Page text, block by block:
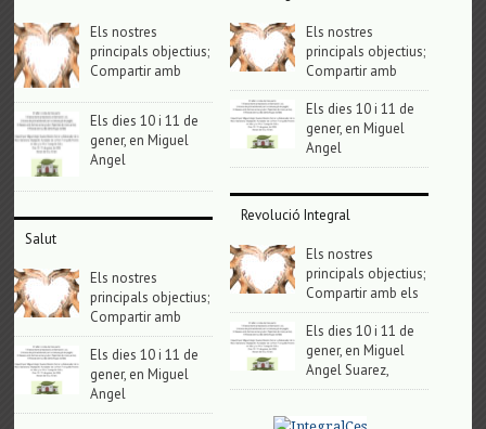
Els nostres
principals objectius;
Compartir amb
Els dies 10 i 11 de
gener, en Miguel
Angel
Salut
Els nostres
principals objectius;
Compartir amb
Els dies 10 i 11 de
gener, en Miguel
Angel
Els nostres
principals objectius;
Compartir amb
Els dies 10 i 11 de
gener, en Miguel
Angel
Revolució Integral
Els nostres
principals objectius;
Compartir amb els
Els dies 10 i 11 de
gener, en Miguel
Angel Suarez,